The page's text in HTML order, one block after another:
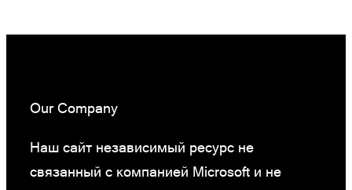
Our Company
Наш сайт независимый ресурс не
связанный с компанией Microsoft и не